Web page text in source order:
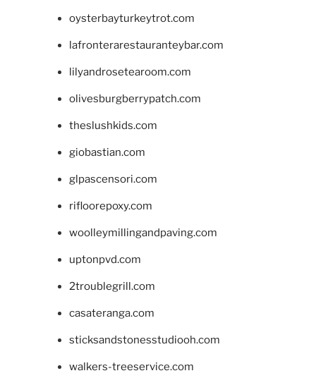
oysterbayturkeytrot.com
lafronterarestauranteybar.com
lilyandrosetearoom.com
olivesburgberrypatch.com
theslushkids.com
giobastian.com
glpascensori.com
rifloorepoxy.com
woolleymillingandpaving.com
uptonpvd.com
2troublegrill.com
casateranga.com
sticksandstonesstudiooh.com
walkers-treeservice.com